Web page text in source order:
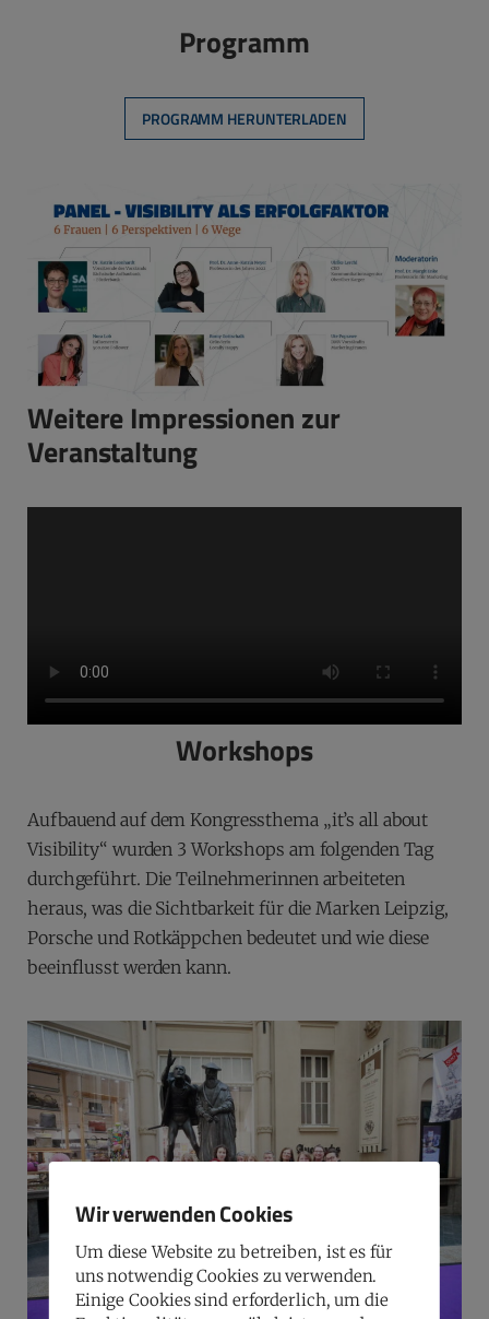
Programm
PROGRAMM HERUNTERLADEN
Weitere Impressionen zur
Veranstaltung
Workshops
Aufbauend auf dem Kongressthema „it’s all about
Visibility“ wurden 3 Workshops am folgenden Tag
durchgeführt. Die Teilnehmerinnen arbeiteten
heraus, was die Sichtbarkeit für die Marken Leipzig,
Porsche und Rotkäppchen bedeutet und wie diese
beeinflusst werden kann.
Wir verwenden Cookies
Um diese Website zu betreiben, ist es für
uns notwendig Cookies zu verwenden.
Einige Cookies sind erforderlich, um die